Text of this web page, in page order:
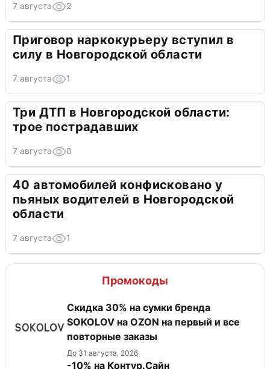
7 августа 2
Приговор наркокурьеру вступил в
силу в Новгородской области
7 августа 1
Три ДТП в Новгородской области:
трое пострадавших
7 августа 0
40 автомобилей конфисковано у
пьяных водителей в Новгородской
области
7 августа 1
Промокоды
Скидка 30% на сумки бренда
SOKOLOV на OZON на первый и все
повторные заказы
До 31 августа, 2026
-10% на Контур.Сайн